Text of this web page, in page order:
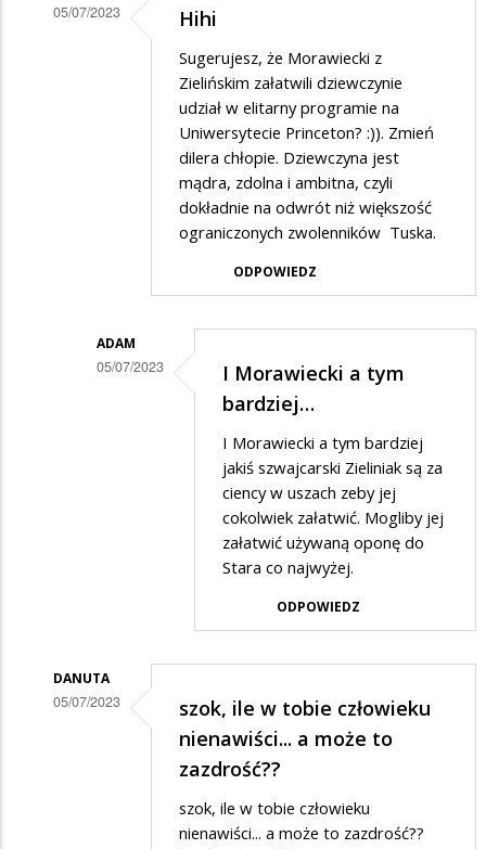
05/07/2023 Hihi
Sugerujesz, że Morawiecki z
Zielińskim załatwili dziewczynie
udział w elitarny programie na
Uniwersytecie Princeton? :)). Zmień
dilera chłopie. Dziewczyna jest
mądra, zdolna i ambitna, czyli
dokładnie na odwrót niż większość
ograniczonych zwolenników Tuska.
ODPOWIEDZ
ADAM
05/07/2023
I Morawiecki a tym
bardziej…
I Morawiecki a tym bardziej
jakiś szwajcarski Zieliniak są za
ciency w uszach zeby jej
cokolwiek załatwić. Mogliby jej
załatwić używaną oponę do
Stara co najwyżej.
ODPOWIEDZ
DANUTA
05/07/2023
szok, ile w tobie człowieku
nienawiści... a może to
zazdrość??
szok, ile w tobie człowieku
nienawiści... a może to zazdrość??